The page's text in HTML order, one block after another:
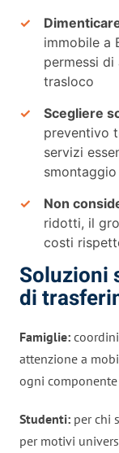
immobile a
permessi
trasloco
Scegliere
preventivo
servizi
Non
ridotti, il
costi
Soluzioni
di
Famiglie:
attenzione a
ogni
Studenti: per chi
per motivi